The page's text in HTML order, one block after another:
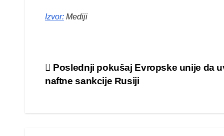
Izvor: Mediji
Kretanje
Poslednji pokušaj Evropske unije da
naftne sankcije Rusiji